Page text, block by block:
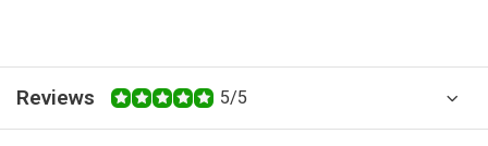
Reviews 5/5